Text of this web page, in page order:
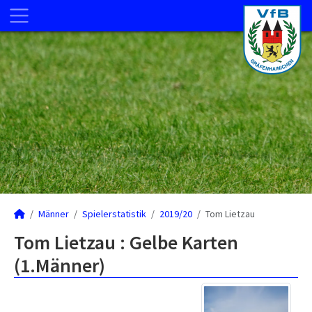
Männer Spielerstatistik 2019/20 Tom Lietzau
Tom Lietzau : Gelbe Karten
(1.Männer)